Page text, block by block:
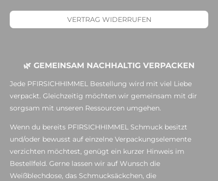
VERTRAG WIDERRUFEN
🌿 GEMEINSAM NACHHALTIG VERPACKEN
Jede PFIRSICHHIMMEL Bestellung wird mit viel Liebe
verpackt. Gleichzeitig möchten wir gemeinsam mit dir
sorgsam mit unseren Ressourcen umgehen.
Wenn du bereits PFIRSICHHIMMEL Schmuck besitzt
und/oder bewusst auf einzelne Verpackungselemente
verzichten möchtest, genügt ein kurzer Hinweis im
Bestellfeld. Gerne lassen wir auf Wunsch die
Weißblechdose, das Schmucksäckchen, die